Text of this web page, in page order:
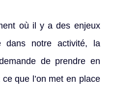
où il y a des enjeux
dans notre activité, la
de prendre en
que l’on met en place